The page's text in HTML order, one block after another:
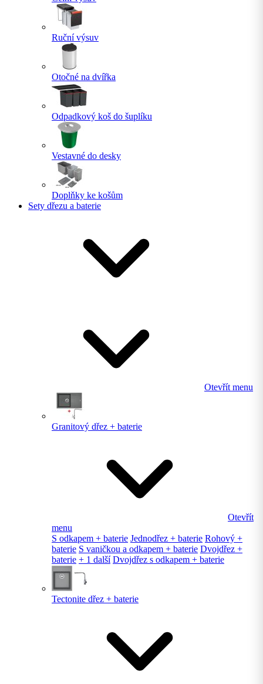
Ruční výsuv
Otočné na dvířka
Odpadkový koš do šuplíku
Vestavné do desky
Doplňky ke košům
Sety dřezu a baterie
Otevřít menu
Granitový dřez + baterie
Otevřít
menu
S odkapem + baterie Jednodřez + baterie Rohový +
baterie S vaničkou a odkapem + baterie Dvojdřez +
baterie + 1 další Dvojdřez s odkapem + baterie
Tectonite dřez + baterie